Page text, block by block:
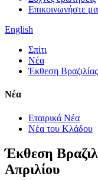
Επικοινωνήστε
English
Σπίτι
Νέα
Έκθεση
Νέα
Εταιρικά Νέα
Νέα του Κλάδου
Έκθεση
Απριλίου